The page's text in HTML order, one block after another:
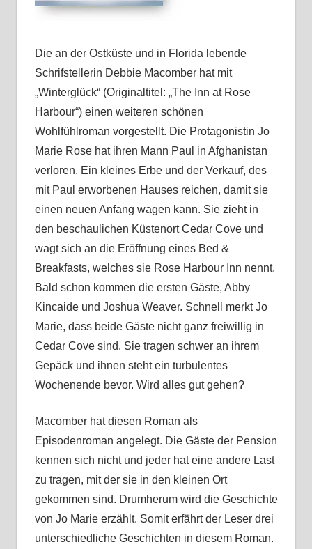
Die an der Ostküste und in Florida lebende
Schrifstellerin Debbie Macomber hat mit
„Winterglück“ (Originaltitel: „The Inn at Rose
Harbour“) einen weiteren schönen
Wohlfühlroman vorgestellt. Die Protagonistin Jo
Marie Rose hat ihren Mann Paul in Afghanistan
verloren. Ein kleines Erbe und der Verkauf, des
mit Paul erworbenen Hauses reichen, damit sie
einen neuen Anfang wagen kann. Sie zieht in
den beschaulichen Küstenort Cedar Cove und
wagt sich an die Eröffnung eines Bed &
Breakfasts, welches sie Rose Harbour Inn nennt.
Bald schon kommen die ersten Gäste, Abby
Kincaide und Joshua Weaver. Schnell merkt Jo
Marie, dass beide Gäste nicht ganz freiwillig in
Cedar Cove sind. Sie tragen schwer an ihrem
Gepäck und ihnen steht ein turbulentes
Wochenende bevor. Wird alles gut gehen?
Macomber hat diesen Roman als
Episodenroman angelegt. Die Gäste der Pension
kennen sich nicht und jeder hat eine andere Last
zu tragen, mit der sie in den kleinen Ort
gekommen sind. Drumherum wird die Geschichte
von Jo Marie erzählt. Somit erfährt der Leser drei
unterschiedliche Geschichten in diesem Roman.